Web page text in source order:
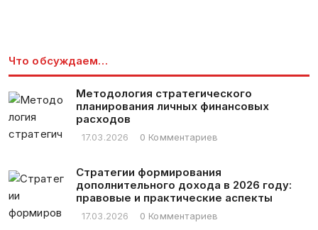
Что обсуждаем…
Методология стратегического
планирования личных финансовых
расходов
17.03.2026 0 Комментариев
Стратегии формирования
дополнительного дохода в 2026 году:
правовые и практические аспекты
17.03.2026 0 Комментариев